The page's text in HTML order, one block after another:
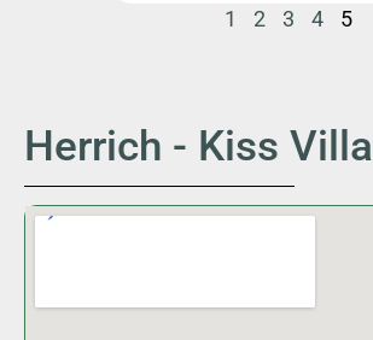
1 2 3 4 5
Herrich - Kiss Villa